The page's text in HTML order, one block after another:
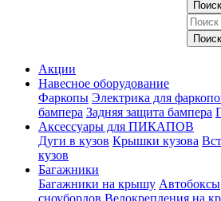
Акции
Навесное оборудование
Фаркопы Электрика для
бампера Задняя защита бампера
Аксессуары для ПИКАПОВ
Дуги в кузов Крышки кузова
кузов
Багажники
Багажники на крышу Автобоксы
сноубордов Велокрепления на